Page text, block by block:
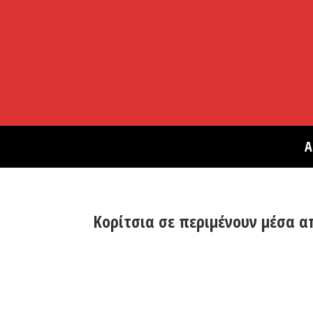
Κορίτσια σε περιμένουν μέσα